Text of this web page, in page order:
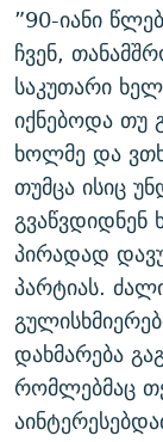
”90-იანი
ჩვენ,
საკუთარი
იქნებოდა თუ
ხოლმე და
თუმცა ისიც
გვაწვდიდნენ
პირადად
პარტიას.
დახმარება
რომლებმაც